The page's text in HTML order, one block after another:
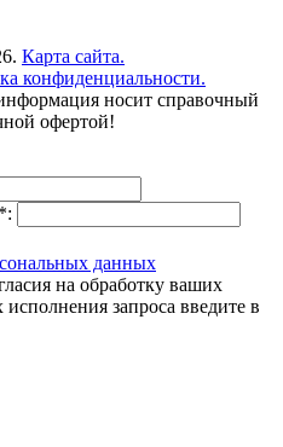
Карта сайта.
конфиденциальности.
носит справочный
офертой!
данных
на обработку ваших
запроса введите в